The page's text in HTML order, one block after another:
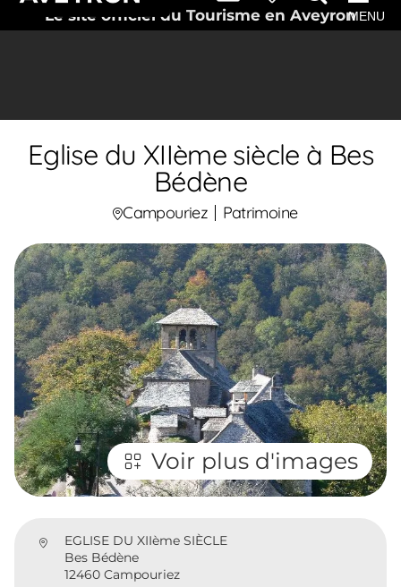
Le site officiel du Tourisme en AveyronMENU
Eglise du XIIème siècle à Bes
Bédène
Campouriez Patrimoine
Voir plus d'images
EGLISE DU XIIème SIÈCLE
Bes Bédène
12460 Campouriez